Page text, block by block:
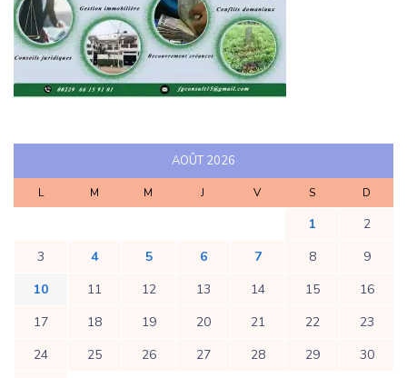
AOÛT 2026
L M M J V S D
1
2
3
4 5 6 7 8
9
10
11 12 13 14 15
16
17
18 19 20 21 22
23
24
25 26 27 28 29
30